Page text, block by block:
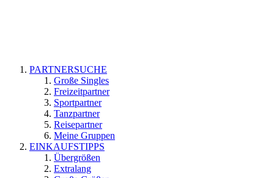
PARTNERSUCHE
Große Singles
Freizeitpartner
Sportpartner
Tanzpartner
Reisepartner
Meine Gruppen
EINKAUFSTIPPS
Übergrößen
Extralang